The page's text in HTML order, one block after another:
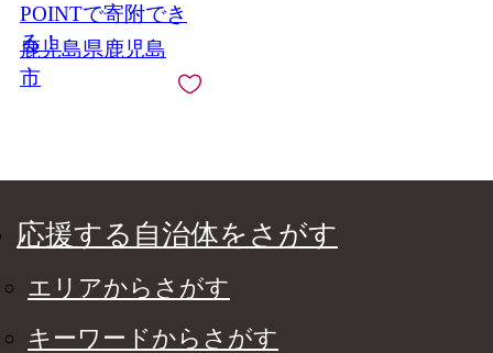
POINTで寄附でき
る！
鹿児島県鹿児島
市
応援する自治体をさがす
エリアからさがす
キーワードからさがす